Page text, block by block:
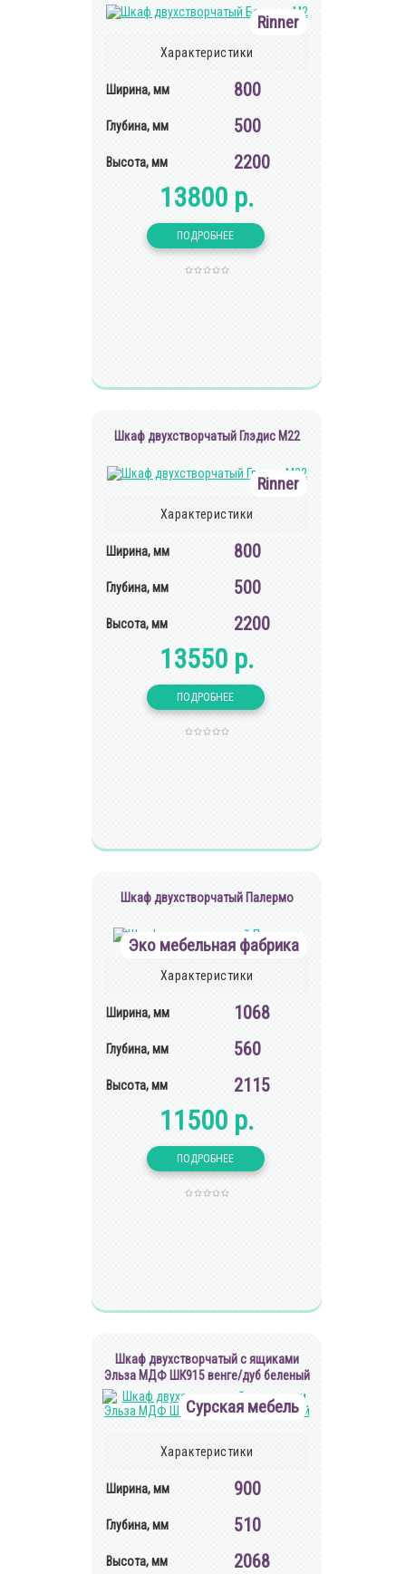
Rinner
Характеристики
Ширина, мм 800
Глубина, мм 500
Высота, мм 2200
13800 р.
Шкаф двухстворчатый Глэдис М22
Rinner
Характеристики
Ширина, мм 800
Глубина, мм 500
Высота, мм 2200
13550 р.
Шкаф двухстворчатый Палермо
Эко мебельная фабрика
Характеристики
Ширина, мм 1068
Глубина, мм 560
Высота, мм 2115
11500 р.
Шкаф двухстворчатый с ящиками
Эльза МДФ ШК915 венге/дуб беленый
Сурская мебель
Характеристики
Ширина, мм 900
Глубина, мм 510
Высота, мм 2068